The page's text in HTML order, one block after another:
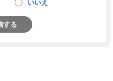
いいえ
する